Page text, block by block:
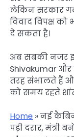
लेकिन सरकार
विवाद विपक्ष
दे सकता है।
अब सबकी नजर
Shivakumar
तरह संभालते हैं और
को समय रहते
Home »नई
पड़ी दरार, मंत्री